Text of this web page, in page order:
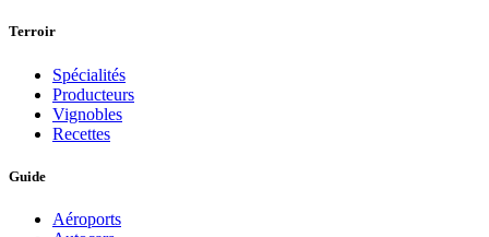
Terroir
Spécialités
Producteurs
Vignobles
Recettes
Guide
Aéroports